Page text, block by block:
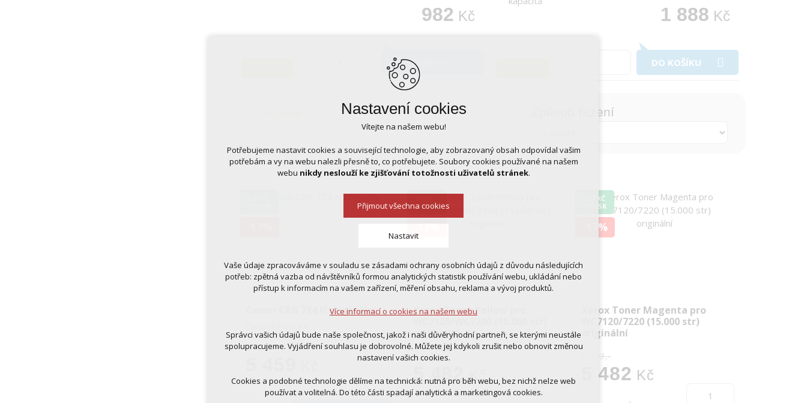
982 Kč
DO KOŠÍKU
1 888 Kč
DO KOŠÍKU
Způsob řazení
Canon CRG 724 H originální
6 605,-
VÝTISK
Xerox Toner Yellow pro
originální
6 633,-
5 482 Kč
0,37 KČ
VÝTISK
-17%
Xerox Toner Magenta pro
WC7120/7220 (15.000 str)
originální
6 633,-
5 482 Kč
Nastavení cookies
Vítejte na našem webu!
Potřebujeme nastavit cookies a související technologie, aby zobrazovaný obsah odpovídal vašim
potřebám a vy na webu nalezli přesně to, co potřebujete. Soubory cookies používané na našem
webu nikdy neslouží ke zjišťování totožnosti uživatelů stránek.
Přijmout všechna cookies
Nastavit
Technická cookies
nutná pro provozování webu
udržení kontextu stránek (session): případná přihlášení, volby jazyka, apod.
analytická pro anonymizované vyhodnocení návštěvnosti
marketingová cookies (Google, Ecomail, Sklik, Smartsupp, Heureka)
Více informací o cookies na našem webu
Vaše údaje zpracováváme v souladu se zásadami ochrany osobních údajů z důvodu následujících
potřeb: zpětná vazba od návštěvníků formou analytických statistik používání webu, ukládání nebo
přístup k informacím na vašem zařízení, měření obsahu, reklama a vývoj produktů.
Více informací o cookies na našem webu
Správci vašich údajů bude naše společnost, jakož i naši důvěryhodní partneři, se kterými neustále
spolupracujeme. Vyjádření souhlasu je dobrovolné. Můžete jej kdykoli zrušit nebo obnovit změnou
nastavení vašich cookies.
Cookies a podobné technologie dělíme na technická: nutná pro běh webu, bez nichž nelze web
používat a volitelná. Do této části spadají analytická a marketingová cookies.